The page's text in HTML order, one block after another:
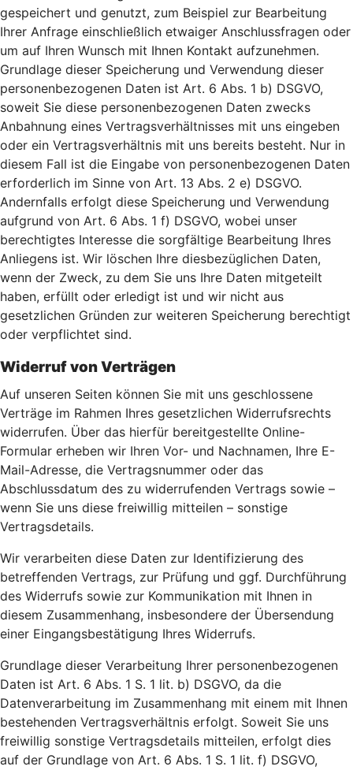
gespeichert und genutzt, zum Beispiel zur Bearbeitung
Ihrer Anfrage einschließlich etwaiger Anschlussfragen oder
um auf Ihren Wunsch mit Ihnen Kontakt aufzunehmen.
Grundlage dieser Speicherung und Verwendung dieser
personenbezogenen Daten ist Art. 6 Abs. 1 b) DSGVO,
soweit Sie diese personenbezogenen Daten zwecks
Anbahnung eines Vertragsverhältnisses mit uns eingeben
oder ein Vertragsverhältnis mit uns bereits besteht. Nur in
diesem Fall ist die Eingabe von personenbezogenen Daten
erforderlich im Sinne von Art. 13 Abs. 2 e) DSGVO.
Andernfalls erfolgt diese Speicherung und Verwendung
aufgrund von Art. 6 Abs. 1 f) DSGVO, wobei unser
berechtigtes Interesse die sorgfältige Bearbeitung Ihres
Anliegens ist. Wir löschen Ihre diesbezüglichen Daten,
wenn der Zweck, zu dem Sie uns Ihre Daten mitgeteilt
haben, erfüllt oder erledigt ist und wir nicht aus
gesetzlichen Gründen zur weiteren Speicherung berechtigt
oder verpflichtet sind.
Widerruf von Verträgen
Auf unseren Seiten können Sie mit uns geschlossene
Verträge im Rahmen Ihres gesetzlichen Widerrufsrechts
widerrufen. Über das hierfür bereitgestellte Online-
Formular erheben wir Ihren Vor- und Nachnamen, Ihre E-
Mail-Adresse, die Vertragsnummer oder das
Abschlussdatum des zu widerrufenden Vertrags sowie –
wenn Sie uns diese freiwillig mitteilen – sonstige
Vertragsdetails.
Wir verarbeiten diese Daten zur Identifizierung des
betreffenden Vertrags, zur Prüfung und ggf. Durchführung
des Widerrufs sowie zur Kommunikation mit Ihnen in
diesem Zusammenhang, insbesondere der Übersendung
einer Eingangsbestätigung Ihres Widerrufs.
Grundlage dieser Verarbeitung Ihrer personenbezogenen
Daten ist Art. 6 Abs. 1 S. 1 lit. b) DSGVO, da die
Datenverarbeitung im Zusammenhang mit einem mit Ihnen
bestehenden Vertragsverhältnis erfolgt. Soweit Sie uns
freiwillig sonstige Vertragsdetails mitteilen, erfolgt dies
auf der Grundlage von Art. 6 Abs. 1 S. 1 lit. f) DSGVO,